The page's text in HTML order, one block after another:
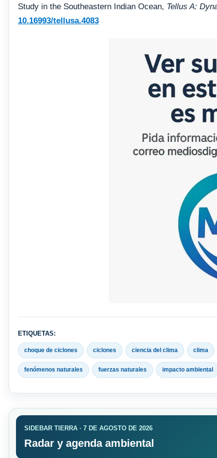
Study in the Southeastern Indian Ocean, Tellus A:
10.16993/tellusa.4083
ETIQUETAS:
choque de ciclones ciclones ciencia del clima clima
fenómenos naturales fuerzas naturales impacto ambiental
SIDEBAR TIERRA · 7 DE AGOSTO DE 2026
Radar y agenda ambiental